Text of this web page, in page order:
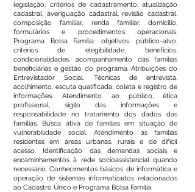
legislação, critérios de cadastramento, atualização
cadastral, averiguação cadastral, revisão cadastral,
composição familiar, renda familiar, domicílio,
formulários e procedimentos operacionais.
Programa Bolsa Família: objetivos, público-alvo,
critérios de elegibilidade, benefícios,
condicionalidades, acompanhamento das famílias
beneficiárias e gestão do programa. Atribuições do
Entrevistador Social. Técnicas de entrevista,
acolhimento, escuta qualificada, coleta e registro de
informações. Atendimento ao público, ética
profissional, sigilo das informações e
responsabilidade no tratamento dos dados das
famílias. Busca ativa de famílias em situação de
vulnerabilidade social. Atendimento às famílias
residentes em áreas urbanas, rurais e de difícil
acesso. Identificação das demandas sociais e
encaminhamentos à rede socioassistencial quando
necessário. Conhecimentos básicos de informática e
operação de sistemas informatizados relacionados
ao Cadastro Único e Programa Bolsa Família.